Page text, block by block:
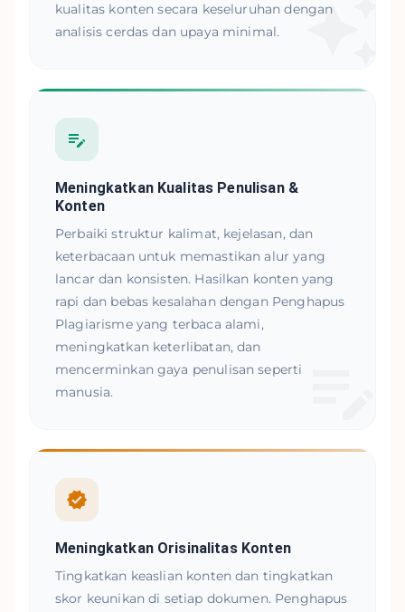
kualitas konten secara keseluruhan dengan
analisis cerdas dan upaya minimal.
Meningkatkan Kualitas Penulisan &
Konten
Perbaiki struktur kalimat, kejelasan, dan
keterbacaan untuk memastikan alur yang
lancar dan konsisten. Hasilkan konten yang
rapi dan bebas kesalahan dengan Penghapus
Plagiarisme yang terbaca alami,
meningkatkan keterlibatan, dan
mencerminkan gaya penulisan seperti
manusia.
Meningkatkan Orisinalitas Konten
Tingkatkan keaslian konten dan tingkatkan
skor keunikan di setiap dokumen. Penghapus